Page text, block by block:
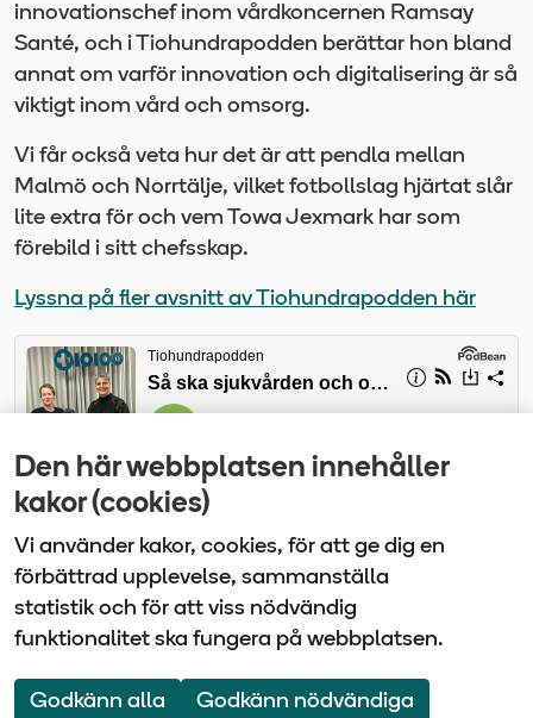
Den här webbplatsen innehåller
kakor (cookies)
Vi använder kakor, cookies, för att ge dig en
förbättrad upplevelse, sammanställa
statistik och för att viss nödvändig
funktionalitet ska fungera på webbplatsen.
Godkänn alla Godkänn nödvändiga
innovationschef inom vårdkoncernen Ramsay
Santé, och i Tiohundrapodden berättar hon bland
annat om varför innovation och digitalisering är så
viktigt inom vård och omsorg.
Vi får också veta hur det är att pendla mellan
Malmö och Norrtälje, vilket fotbollslag hjärtat slår
lite extra för och vem Towa Jexmark har som
förebild i sitt chefsskap.
Lyssna på fler avsnitt av Tiohundrapodden här
Vårdbolaget Tiohundra | Box 905 | 761 29 Norrtälje
| Tel: 0176-10 100